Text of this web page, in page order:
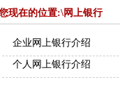
理财有限责任公司开
传海报
现在的位置:\网上银行
企业网上银行介绍
个人网上银行介绍